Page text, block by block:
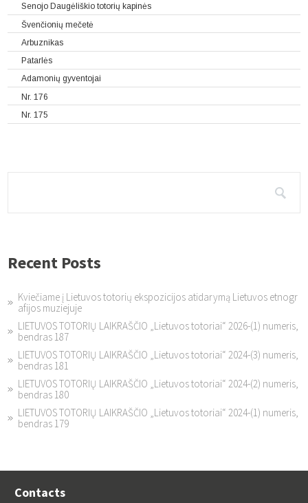
Senojo Daugėliškio totorių kapinės
Švenčionių mečetė
Arbuznikas
Patarlės
Adamonių gyventojai
Nr. 176
Nr. 175
Recent Posts
Kviečiame į Lietuvos totorių ekspozicijos atidarymą Lietuvos etnogr
afijos muziejuje
LIETUVOS TOTORIŲ LAIKRAŠČIO „Lietuvos totoriai“ 2026-(1) numeris,
bendras 187
LIETUVOS TOTORIŲ LAIKRAŠČIO „Lietuvos totoriai“ 2024-(3) numeris,
bendras 181
LIETUVOS TOTORIŲ LAIKRAŠČIO „Lietuvos totoriai“ 2024-(2) numeris,
bendras 180
LIETUVOS TOTORIŲ LAIKRAŠČIO „Lietuvos totoriai“ 2024-(1) numeris,
bendras 179
Contacts